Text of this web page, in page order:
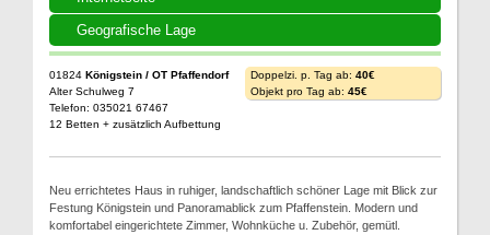
Geografische Lage
01824 Königstein / OT Pfaffendorf
Alter Schulweg 7
Telefon: 035021 67467
12 Betten + zusätzlich Aufbettung
Doppelzi. p. Tag ab: 40€
Objekt pro Tag ab: 45€
Neu errichtetes Haus in ruhiger, landschaftlich schöner Lage mit Blick zur
Festung Königstein und Panoramablick zum Pfaffenstein. Modern und
komfortabel eingerichtete Zimmer, Wohnküche u. Zubehör, gemütl.